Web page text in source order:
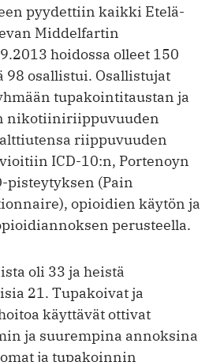
pyydettiin kaikki Etelä-
Middelfartin
hoidossa olleet 150
98 osallistui. Osallistujat
tupakointitaustan ja
nikotiiniriippuvuuden
riippuvuuden
ICD-10:n, Portenoyn
pisteytyksen (Pain
opioidien käytön ja
­perusteella.
oli 33 ja heistä
21. Tupakoivat ja
käyttävät ottivat
ja suurempina annoksina
ja tupakoinnin